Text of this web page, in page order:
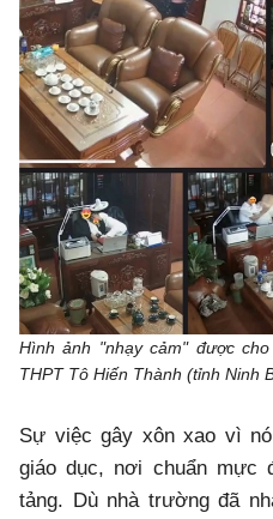
Hình ảnh "nhạy cảm" được
THPT Tô Hiến Thành (tỉnh Ninh
Sự việc gây xôn xao vì
giáo dục, nơi chuẩn mực
tảng. Dù nhà trường đã